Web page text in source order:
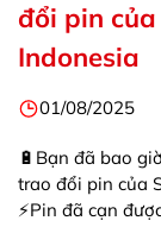
đổi pin
Indonesia
01/08/2025
🔋Bạn đã bao
trao đổi pin của
⚡Pin đã cạn